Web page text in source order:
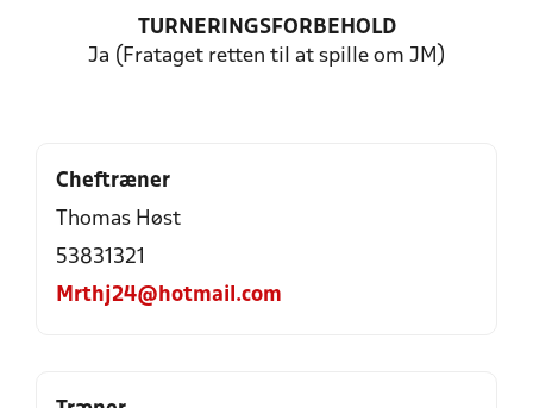
TURNERINGSFORBEHOLD
Ja (Frataget retten til at spille om JM)
Cheftræner
Thomas Høst
53831321
Mrthj24@hotmail.com